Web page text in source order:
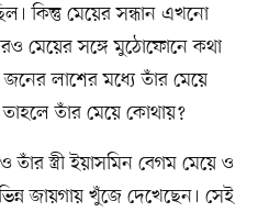
কিন্তু মেয়ের সন্ধান এখনো
মেয়ের সঙ্গে মুঠোফোনে কথা
লাশের মধ্যে তাঁর মেয়ে
তাঁর মেয়ে কোথায়?
স্ত্রী ইয়াসমিন বেগম মেয়ে ও
জায়গায় খুঁজে দেখেছেন। সেই